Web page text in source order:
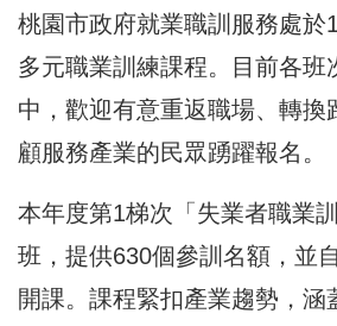
桃園市政府就業職訓服務處於
多元職業訓練課程。目前各班
中，歡迎有意重返職場、轉換
顧服務產業的民眾踴躍報名。
本年度第1梯次「失業者職業
班，提供630個參訓名額，並
開課。課程緊扣產業趨勢，涵